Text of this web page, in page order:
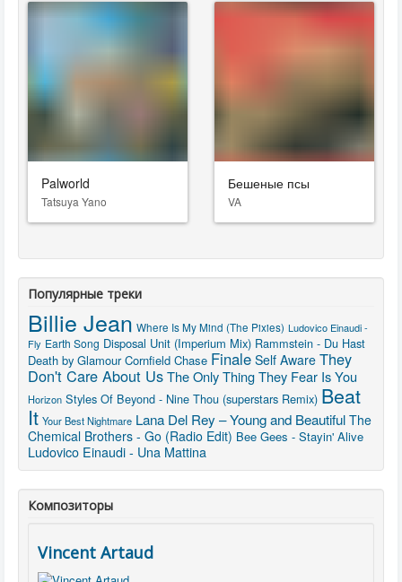
Palworld
Tatsuya Yano
Бешеные псы
VA
Популярные треки
Billie Jean Where Is My Mind (The Pixies) Ludovico Einaudi -
Fly Earth Song Disposal Unit (Imperium Mix) Rammstein - Du Hast
Death by Glamour Cornfield Chase Finale Self Aware They
Don't Care About UsThe Only Thing They Fear Is You
Horizon Styles Of Beyond - Nine Thou (superstars Remix) Beat
It Your Best Nightmare Lana Del Rey – Young and Beautiful The
Chemical Brothers - Go (Radio Edit) Bee Gees - Stayin' Alive
Ludovico Einaudi - Una Mattina
Композиторы
Vincent Artaud